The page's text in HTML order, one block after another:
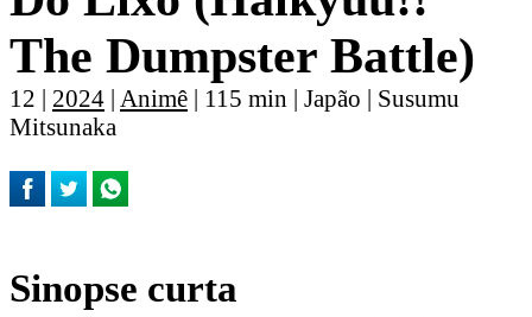
The Dumpster Battle)
12 | 2024 | Animê | 115 min | Japão | Susumu
Mitsunaka
Sinopse curta